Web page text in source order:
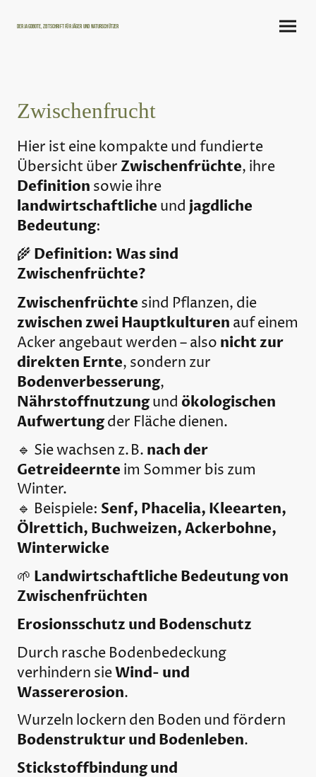
Der Jagdbote, Zeitschrift für Jäger und Naturschützer
Zwischenfrucht
Hier ist eine kompakte und fundierte
Übersicht überZwischenfrüchte, ihre
Definition sowie ihre
landwirtschaftliche und jagdliche
Bedeutung:
🌾 Definition: Was sind
Zwischenfrüchte?
Zwischenfrüchte sind Pflanzen, die
zwischen zwei Hauptkulturen auf einem
Acker angebaut werden – also nicht zur
direkten Ernte, sondern zur
Bodenverbesserung,
Nährstoffnutzungund ökologischen
Aufwertungder Fläche dienen.
🔹 Sie wachsen z. B. nach der
Getreideernte im Sommer bis zum
Winter.
🔹 Beispiele: Senf, Phacelia, Kleearten,
Ölrettich, Buchweizen, Ackerbohne,
Winterwicke
🌱 Landwirtschaftliche Bedeutung von
Zwischenfrüchten
Erosionsschutz und Bodenschutz
Durch rasche Bodenbedeckung
verhindern sieWind- und
Wassererosion.
Wurzeln lockern den Boden und fördern
Bodenstruktur und Bodenleben.
Stickstoffbindung und